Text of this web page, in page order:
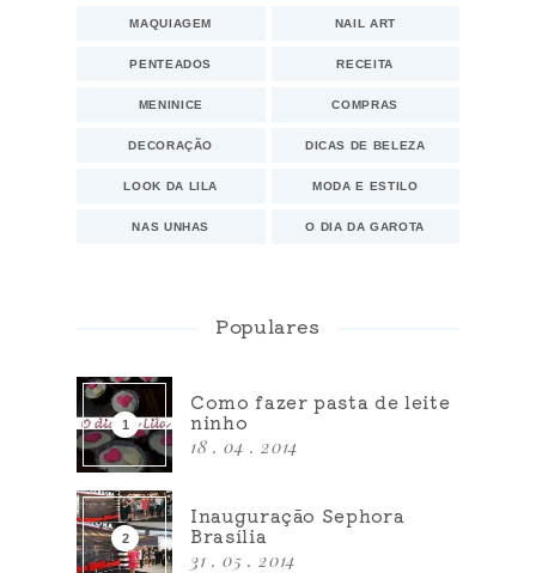
MAQUIAGEM NAIL ART
PENTEADOS RECEITA
MENINICE COMPRAS
DECORAÇÃO DICAS DE BELEZA
LOOK DA LILA MODA E ESTILO
NAS UNHAS O DIA DA GAROTA
Populares
Como fazer pasta de leite
ninho
18 . 04 . 2014
Inauguração Sephora
Brasília
31 . 05 . 2014